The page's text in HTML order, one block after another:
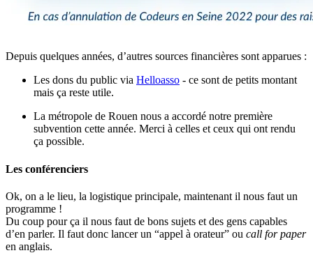
Depuis quelques années, d’autres sources financières sont apparues :
Les dons du public via Helloasso - ce sont de petits montant
mais ça reste utile.
La métropole de Rouen nous a accordé notre première
subvention cette année. Merci à celles et ceux qui ont rendu
ça possible.
Les conférenciers
Ok, on a le lieu, la logistique principale, maintenant il nous faut un
programme !
Du coup pour ça il nous faut de bons sujets et des gens capables
d’en parler. Il faut donc lancer un “appel à orateur” ou call for paper
en anglais.